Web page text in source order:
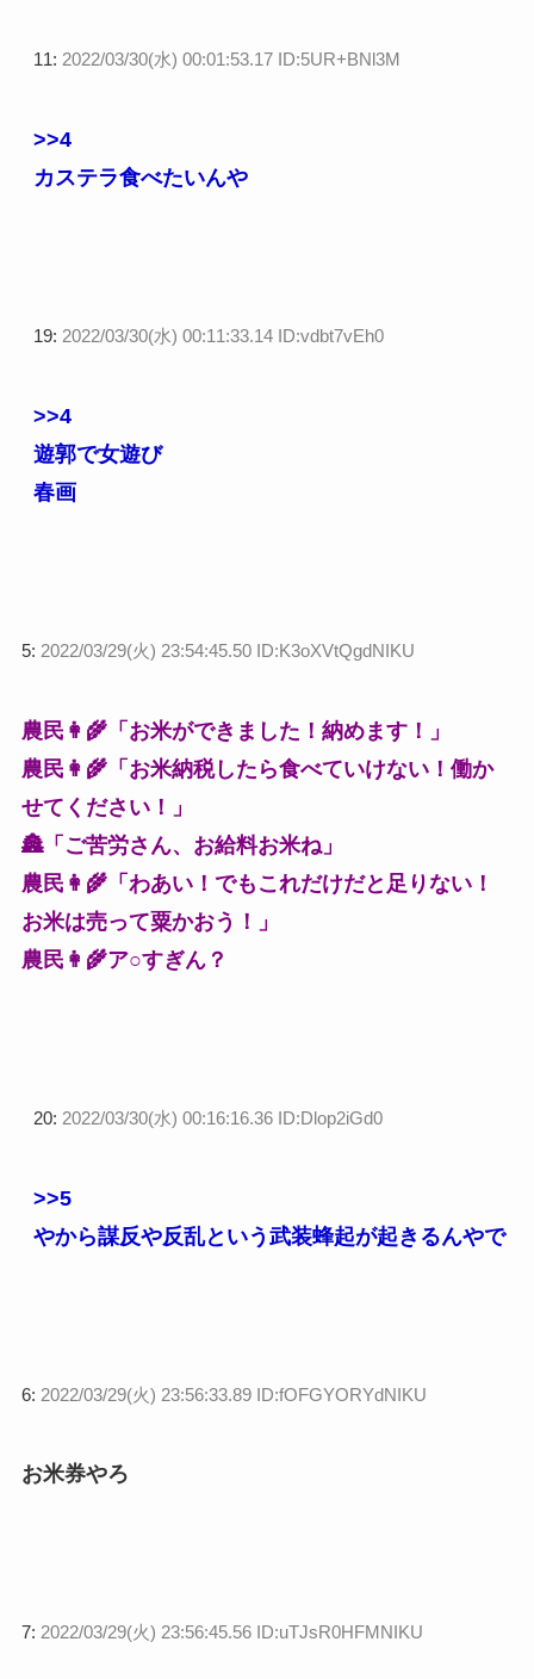
11: 2022/03/30(水) 00:01:53.17 ID:5UR+BNl3M
>>4
カステラ食べたいんや
19: 2022/03/30(水) 00:11:33.14 ID:vdbt7vEh0
>>4
遊郭で女遊び
春画
5: 2022/03/29(火) 23:54:45.50 ID:K3oXVtQgdNIKU
農民👩‍🌾「お米ができました！納めます！」
農民👩‍🌾「お米納税したら食べていけない！働か
せてください！」
🏯「ご苦労さん、お給料お米ね」
農民👩‍🌾「わあい！でもこれだけだと足りない！
お米は売って粟かおう！」
農民👩‍🌾ア○すぎん？
20: 2022/03/30(水) 00:16:16.36 ID:Dlop2iGd0
>>5
やから謀反や反乱という武装蜂起が起きるんやで
6: 2022/03/29(火) 23:56:33.89 ID:fOFGYORYdNIKU
お米券やろ
7: 2022/03/29(火) 23:56:45.56 ID:uTJsR0HFMNIKU